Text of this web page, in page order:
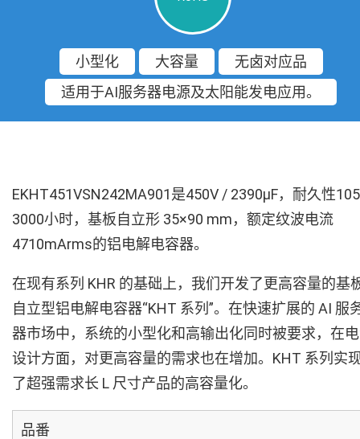
小型化 大容量
无卤对应品
适用于AI服务器电源及太阳能发电应用。
EKHT451VSN242MA901是450V / 2390µF，耐久性
3000小时，基板自立形 35×90 mm，额定纹波电流
4710mArms的铝电解电容器。
在现有系列 KHR 的基础上，我们开发了更高容量的基
自立型铝电解电容器“KHT 系列”。在快速扩展的 AI 服
器市场中，系统的小型化和高输出化同时被要求，在
设计方面，对更高容量的需求也在增加。KHT 系列实
了超强需求长 L 尺寸产品的高容量化。
品番